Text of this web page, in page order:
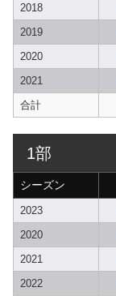
2018
2019
2020
2021
合計
1部
シーズン
2023
2020
2021
2022